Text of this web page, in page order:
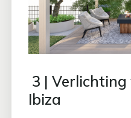
3 | Verlichting
Ibiza